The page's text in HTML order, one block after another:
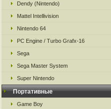
Dendy (Nintendo)
Mattel Intellivision
Nintendo 64
PC Engine / Turbo Grafx-16
Sega
Sega Master System
Super Nintendo
Портативные
Game Boy